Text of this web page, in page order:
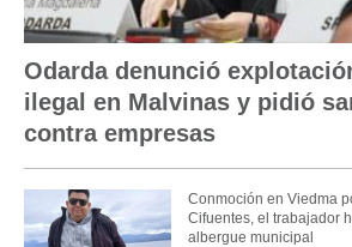
Odarda denunció
ilegal en Malvinas y pidió
contra empresas
Conmoción en Viedma
Cifuentes, el trabajador
albergue municipal